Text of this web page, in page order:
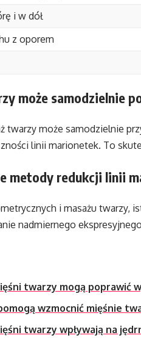
i w dół
z oporem
może samodzielnie
twarzy może samodzielnie
linii marionetek. To
metody redukcji linii
i masażu twarzy,
nadmiernego
twarzy mogą poprawić
wzmocnić mięśnie
twarzy wpływają na